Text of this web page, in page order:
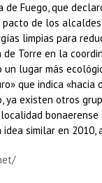
de Fuego, que
de los
limpias para
de Torre en la
un lugar más
que indica
ya existen otros
similar en